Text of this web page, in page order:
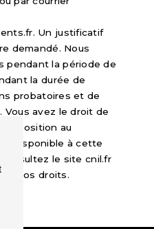
Un justificatif
demandé. Nous
pendant la période de
la durée de
probatoires et de
avez le droit de
au
disponible à cette
. Consultez le site cnil.fr
vos droits.